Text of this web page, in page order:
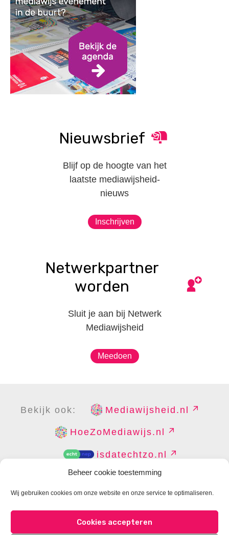
Beheer cookie toestemming
Wij gebruiken cookies om onze website en onze service te optimaliseren.
Cookies accepteren
Nieuwsbrief
Blijf op de hoogte van het
laatste mediawijsheid-
nieuws
Inschrijven
Netwerkpartner
worden
Sluit je aan bij Netwerk
Mediawijsheid
Meedoen
Bekijk ook: Mediawijsheid.nl
HoeZoMediawijs.nl
isdatechtzo.nl
DISCLAIMER PRIVACY
CONTACT
COOKIES BEHEREN